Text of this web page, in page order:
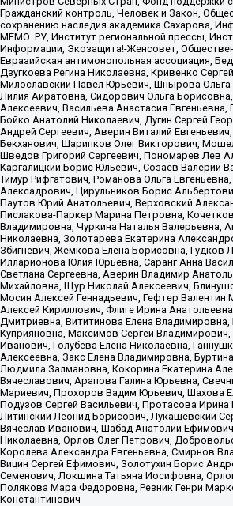
Гражданский контроль, Человек и Закон,
сохранению наследия академика Сахарова,
МЕМО. РУ, Институт региональной прессы,
Информации, Экозащита!-Женсовет,
Евразийская антимонопольная ассоциация,
Дзугкоева Регина Николаевна, Кривенко
Милославский Павел Юрьевич, Шнырова
Лилия Айратовна, Сидорович Ольга
Алексеевич, Васильева Анастасия Евгеньевна,
Бойко Анатолий Николаевич, Дугин Сергей
Андрей Сергеевич, Аверин Виталий
Бекханович, Шарипков Олег Викторович,
Шведов Григорий Сергеевич, Пономарев Лев
Каргалицкий Борис Юльевич, Созаев Валерий
Тимур Рифгатович, Романова Ольга
Алексадрович, Цирульников Борис
Паутов Юрий Анатольевич, Верховский
Пислакова-Паркер Марина Петровна,
Владимировна, Чуркина Наталья Валерьевна,
Николаевна, Золотарева Екатерина
Збигневич, Жемкова Елена Борисовна, Гудков
Илларионова Юлия Юрьевна, Саранг Анна
Светлана Сергеевна, Аверин Владимир
Михайловна, Щур Николай Алексеевич,
Мосин Алексей Геннадьевич, Гефтер Валентин
Алексей Кириллович, Флиге Ирина
Дмитриевна, Вититинова Елена Владимировна,
Куприяновна, Максимов Сергей Владимирович,
Иванович, Голубева Елена Николаевна,
Алексеевна, Закс Елена Владимировна,
Людмила Залмановна, Кокорина Екатерина
Вячеславович, Арапова Галина Юрьевна,
Мариевич, Прохоров Вадим Юрьевич, Шахова
Подузов Сергей Васильевич, Протасова Ирина
Литинский Леонид Борисович, Лукашевский
Вячеслав Иванович, Шабад Анатолий
Николаевна, Орлов Олег Петрович,
Королева Александра Евгеньевна, Смирнов
Вицин Сергей Ефимович, Золотухин Борис
Семенович, Локшина Татьяна Иосифовна,
Полякова Мара Федоровна, Резник Генри
Константинович